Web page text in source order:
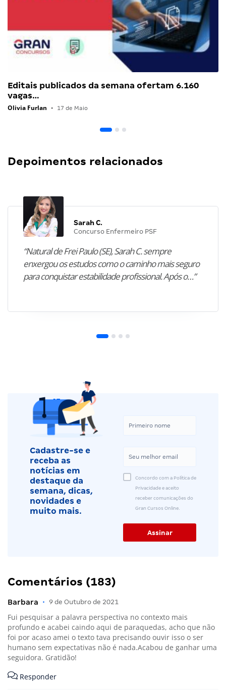
Editais publicados da semana ofertam 6.160
vagas…
Olivia Furlan • 17 de Maio
Depoimentos relacionados
Sarah C.
Concurso Enfermeiro PSF
“Natural de Frei Paulo (SE), Sarah C. sempre
enxergou os estudos como o caminho mais seguro
para conquistar estabilidade profissional. Após o…”
Cadastre-se e
receba as
notícias em
destaque da
semana, dicas,
novidades e
muito mais.
Concordo com a Política de
Privacidade e aceito
receber comunicações do
Gran Cursos Online.
Comentários (183)
Barbara • 9 de Outubro de 2021
Fui pesquisar a palavra perspectiva no contexto mais
profundo e acabei caindo aqui de paraquedas, acho que não
foi por acaso amei o texto tava precisando ouvir isso o ser
humano sem expectativas não é nada.Acabou de ganhar uma
seguidora. Gratidão!
Responder